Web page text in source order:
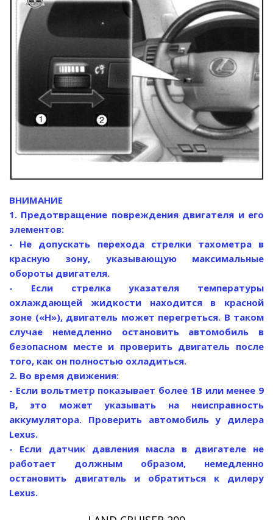
ВНИМАНИЕ
1. Предотвращение повреждения двигателя и его
элементов:
- Не допускать перехода стрелки тахометра в
красную зону, указывающую максимальные
обороты двигателя.
- Если стрелка указателя температуры
охлаждающей жидкости находится в красной
зоне («Н»), двигатель может перегреться. В таком
случае немедленно остановить автомобиль в
безопасном месте и проверить двигатель после
того, как он полностью охладиться.
2. Во время движения:
- Если вольтметр показывает более 1В или менее 9
В, это может указывать на неисправность
аккумулятора. Проверить автомобиль у дилера
Lexus.
- Если датчик давления масла в двигателе не
работает должным образом, немедленно
остановить двигатель и обратиться к дилеру
Lexus.